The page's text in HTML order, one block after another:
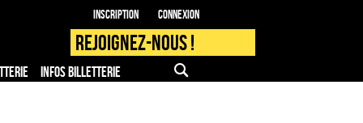
Inscription Connexion
Rejoignez-nous !
INFOS BILLETTERIE APPLI MOBILE